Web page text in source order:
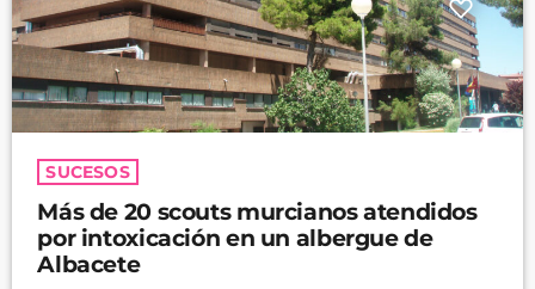
SUCESOS
Más de 20 scouts murcianos atendidos
por intoxicación en un albergue de
Albacete